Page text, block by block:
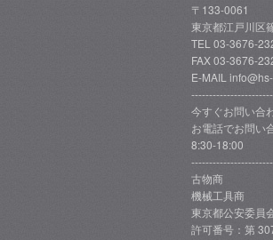
〒133-0061
東京都江戸川区
TEL 03-3676-
FAX 03-3676-
E-MAIL
今すぐお問い合
お電話でお問い
8:30-18:00
古物商
機械工具商
東京都公安委員
許可番号：第